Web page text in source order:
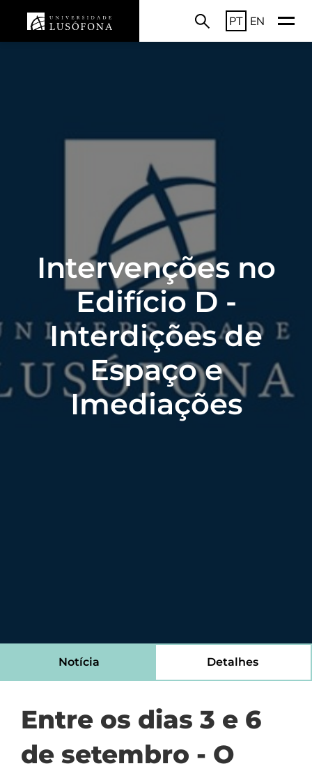
PT EN
Intervenções no
Edifício D -
Interdições de
Espaço e
Imediações
Notícia Detalhes
Entre os dias 3 e 6
de setembro - O